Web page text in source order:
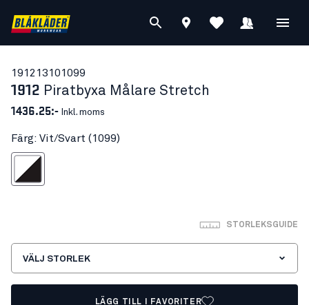
191213101099
1912 Piratbyxa Målare Stretch
1436.25:- Inkl. moms
Färg: Vit/Svart (1099)
Vit/Svart
STORLEKSGUIDE
VÄLJ STORLEK
LÄGG TILL I FAVORITER